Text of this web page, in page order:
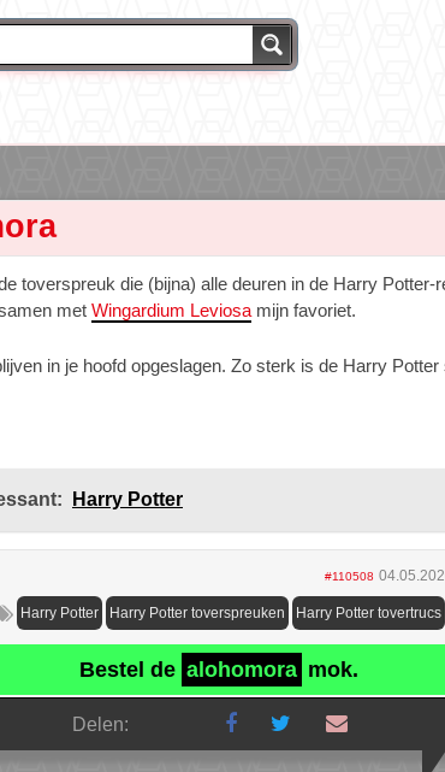
toverspreuk die (bijna) alle deuren in de Harry Potter-
met Wingardium Leviosa mijn favoriet.
in je hoofd opgeslagen. Zo sterk is de Harry Potter
Harry Potter
#110508
Harry Potter Harry Potter toverspreuken Harry Potter tovertrucs
Bestel de alohomora mok.
Delen: